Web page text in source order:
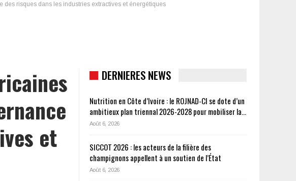
risques dans les industries extractives et énergétiques
et
DERNIERES NEWS
Nutrition en Côte d’Ivoire : le ROJNAD-CI se dote d’un
ambitieux plan triennal 2026-2028 pour mobiliser la…
Août 6, 2026
SICCOT 2026 : les acteurs de la filière des
champignons appellent à un soutien de l’État
Août 6, 2026